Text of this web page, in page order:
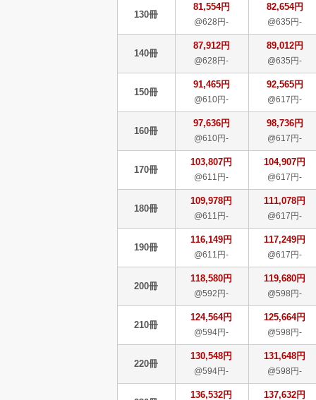
130冊
81,554円
@628円-
82,654円
@635円-
140冊
87,912円
@628円-
89,012円
@635円-
150冊
91,465円
@610円-
92,565円
@617円-
160冊
97,636円
@610円-
98,736円
@617円-
170冊
103,807円
@611円-
104,907円
@617円-
180冊
109,978円
@611円-
111,078円
@617円-
190冊
116,149円
@611円-
117,249円
@617円-
200冊
118,580円
@592円-
119,680円
@598円-
210冊
124,564円
@594円-
125,664円
@598円-
220冊
130,548円
@594円-
131,648円
@598円-
136,532円 137,632円